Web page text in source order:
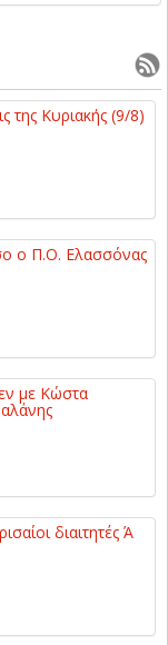
της Κυριακής (9/8)
ο Π.Ο. Ελασσόνας
με Κώστα
διαιτητές Ά